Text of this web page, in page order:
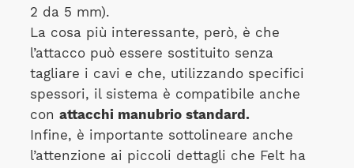
2 da 5 mm).
La cosa più interessante, però, è che
l’attacco può essere sostituito senza
tagliare i cavi e che, utilizzando specifici
spessori, il sistema è compatibile anche
con attacchi manubrio standard.
Infine, è importante sottolineare anche
l’attenzione ai piccoli dettagli che Felt ha